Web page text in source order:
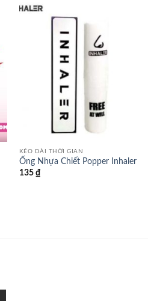
KÉO DÀI THỜI GIAN
Ống Nhựa Chiết Popper Inhaler
135 ₫